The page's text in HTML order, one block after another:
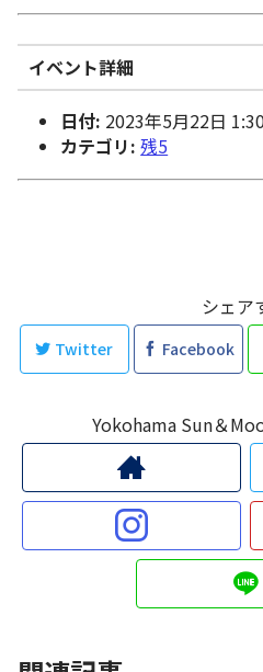
イベント詳細
日付: 2023年5月22日
カテゴリ: 残5
シェア
Twitter Facebook
Yokohama Sun＆